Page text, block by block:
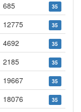
685 35
12775 35
4692 35
2185 35
19667 35
18076 35